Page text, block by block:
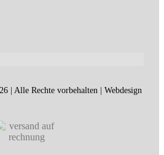
Alle Rechte vorbehalten | Webdesign